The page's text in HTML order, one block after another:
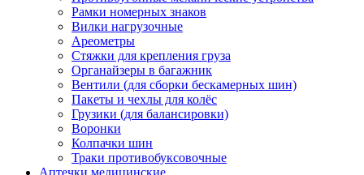
Рамки номерных знаков
Вилки нагрузочные
Ареометры
Стяжки для крепления груза
Органайзеры в багажник
Вентили (для сборки бескамерных шин)
Пакеты и чехлы для колёс
Грузики (для балансировки)
Воронки
Колпачки шин
Траки противобуксовочные
Аптечки медицинские